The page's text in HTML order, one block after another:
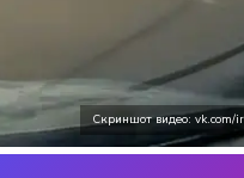
Скриншот видео: vk.com/